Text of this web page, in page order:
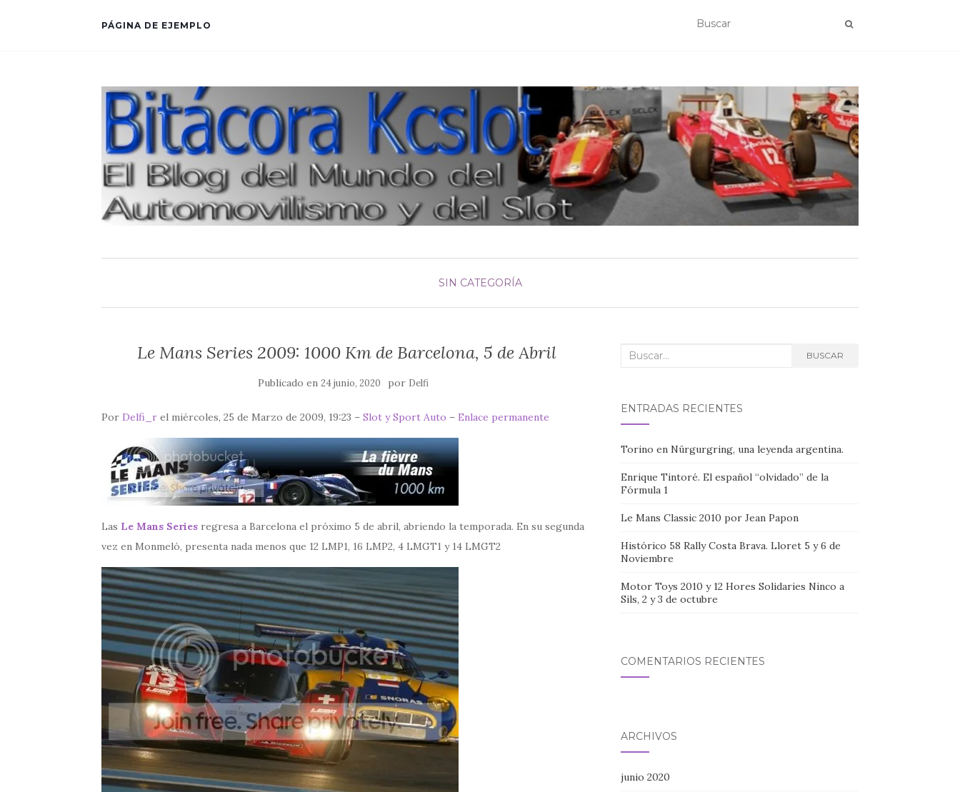
PÁGINA DE EJEMPLO
SIN CATEGORÍA
Le Mans Series 2009: 1000 Km de Barcelona, 5 de Abril
Publicado en 24 junio, 2020 por Delfi
Por Delfi_r el miércoles, 25 de Marzo de 2009, 19:23 – Slot y Sport Auto – Enlace permanente
Las Le Mans Series regresa a Barcelona el próximo 5 de abril, abriendo la temporada. En su segunda
vez en Monmeló, presenta nada menos que 12 LMP1, 16 LMP2, 4 LMGT1 y 14 LMGT2
Buscar: BUSCAR
ENTRADAS RECIENTES
Torino en Nürgurgring, una leyenda argentina.
Enrique Tintoré. El español “olvidado” de la
Fórmula 1
Le Mans Classic 2010 por Jean Papon
Histórico 58 Rally Costa Brava. Lloret 5 y 6 de
Noviembre
Motor Toys 2010 y 12 Hores Solidaries Ninco a
Sils, 2 y 3 de octubre
COMENTARIOS RECIENTES
ARCHIVOS
junio 2020